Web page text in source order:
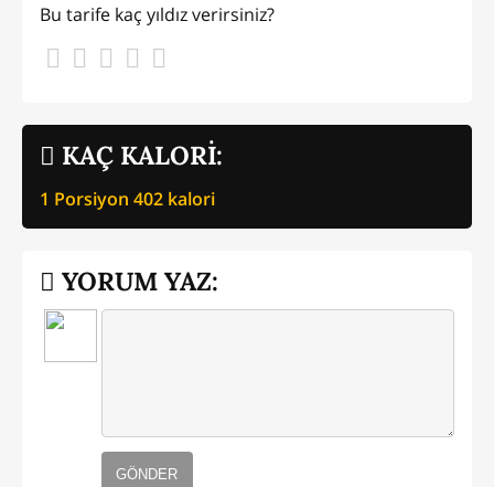
KAÇ KALORİ:
1 Porsiyon 402 kalori
Bu tarife kaç yıldız verirsiniz?
YORUM YAZ:
GÖNDER